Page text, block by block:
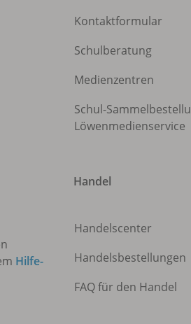
Kontaktformular
Schulberatung
Medienzentren
Schul-
Löwenmedienservice
Hilfe-
Handel
Handelscenter
Handelsbestellungen
FAQ für den Handel